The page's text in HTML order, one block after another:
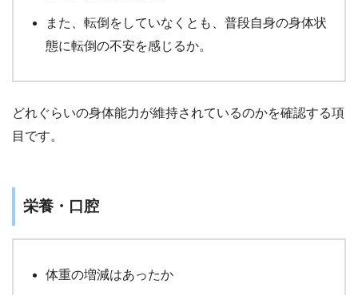
また、転倒をしていなくとも、普段自身の身体状
態に転倒の不安を感じるか。
どれぐらいの身体能力が維持されているのかを確認する項
目です。
栄養・口腔
体重の増減はあったか